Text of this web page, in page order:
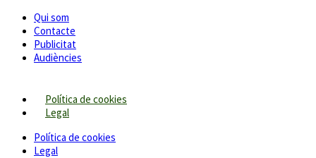
Qui som
Contacte
Publicitat
Audiències
Política de cookies
Legal
Política de cookies
Legal